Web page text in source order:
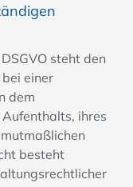
steht den
einer
dem
ihres
besteht